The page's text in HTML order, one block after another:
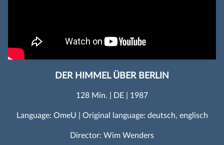
DER HIMMEL ÜBER BERLIN
128 Min. | DE | 1987
Language: OmeU | Original language: deutsch, englisch
Director: Wim Wenders